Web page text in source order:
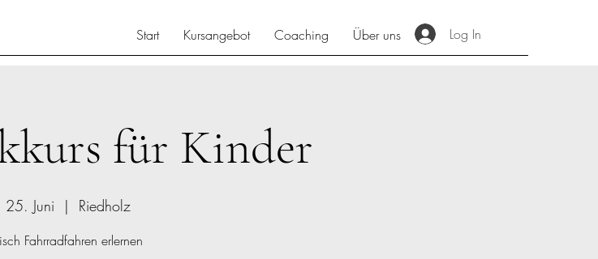
Start Kursangebot Coaching Über uns Log In
für Kinder
Juni
  |
Riedholz
Fahrradfahren erlernen